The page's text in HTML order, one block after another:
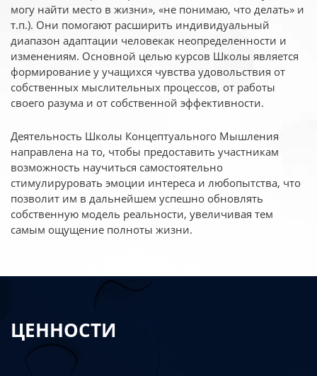
могу найти место в жизни», «не понимаю, что делать» и
т.п.). Они помогают расширить индивидуальный
диапазон адаптации человекак неопределенности и
изменениям. Основной целью курсов Школы является
формирование у учащихся чувства удовольствия от
собственных мыслительных процессов, от работы
своего разума и от собственной эффективности.
Деятельность Школы Концептуального Мышления
направлена на то, чтобы предоставить участникам
возможность научиться самостоятельно
стимулируровать эмоции интереса и любопытства, что
позволит им в дальнейшем успешно обновлять
собственную модель реальности, увеличивая тем
самым ощущение полноты жизни.
ЦЕННОСТИ